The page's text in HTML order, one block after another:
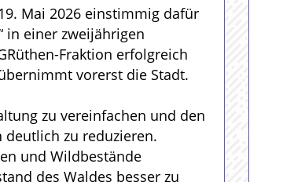
Mai 2026 einstimmig dafür
in einer zweijährigen
Fraktion erfolgreich
vorerst die Stadt.
zu vereinfachen und den
deutlich zu reduzieren.
und Wildbestände
des Waldes besser zu